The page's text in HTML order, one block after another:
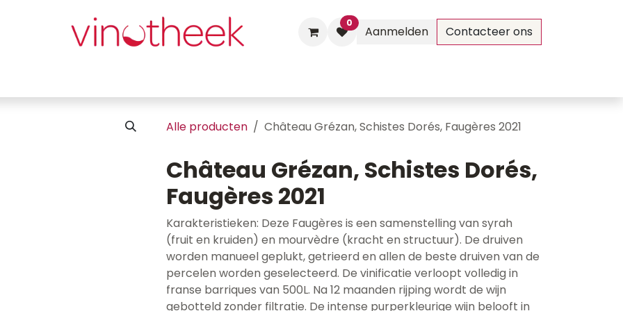
0
Aanmelden Contacteer ons
Alle producten Château Grézan, Schistes Dorés, Faugères 2021
Château Grézan, Schistes Dorés,
Faugères 2021
Karakteristieken: Deze Faugères is een samenstelling van syrah
(fruit en kruiden) en mourvèdre (kracht en structuur). De druiven
worden manueel geplukt, getrieerd en allen de beste druiven van de
percelen worden geselecteerd. De vinificatie verloopt volledig in
franse barriques van 500L. Na 12 maanden rijping wordt de wijn
gebotteld zonder filtratie. De intense purperkleurige wijn belooft in